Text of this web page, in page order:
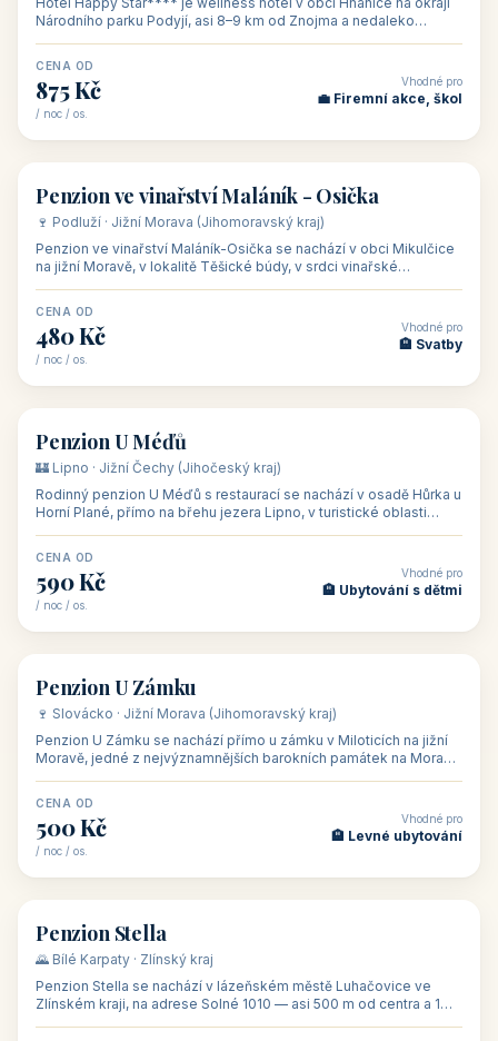
Národního parku Podyjí, asi 8–9 km od Znojma a nedaleko
CENA OD
875 Kč
/ noc / os.
Vhodné pro
💼 Firemní akce, škol
🏡 penzion
Penzion ve vinařství Maláník - Osička
🍷 Podluží · Jižní Morava (Jihomoravský kraj)
Penzion ve vinařství Maláník-Osička se nachází v obci Mikulčice
na jižní Moravě, v lokalitě Těšické búdy, v srdci vinařské
CENA OD
480 Kč
/ noc / os.
Vhodné pro
🏨 Svatby
🏡 penzion
Penzion U Méďů
🏰 Lipno · Jižní Čechy (Jihočeský kraj)
Rodinný penzion U Méďů s restaurací se nachází v osadě Hůrka u
Horní Plané, přímo na břehu jezera Lipno, v turistické oblasti
CENA OD
590 Kč
/ noc / os.
Vhodné pro
🏨 Ubytování s dětmi
🏡 penzion
Penzion U Zámku
🍷 Slovácko · Jižní Morava (Jihomoravský kraj)
Penzion U Zámku se nachází přímo u zámku v Miloticích na jižní
Moravě, jedné z nejvýznamnějších barokních památek na Moravě,
CENA OD
500 Kč
/ noc / os.
Vhodné pro
🏨 Levné ubytování
🏡 penzion
Penzion Stella
🌄 Bílé Karpaty · Zlínský kraj
Penzion Stella se nachází v lázeňském městě Luhačovice ve
Zlínském kraji, na adrese Solné 1010 — asi 500 m od centra a 1